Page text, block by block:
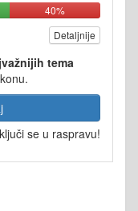
40%
Detaljnije
tema
se u raspravu!